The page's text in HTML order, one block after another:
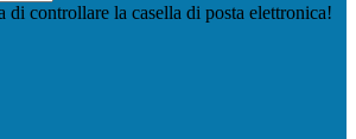
di controllare la casella di posta elettronica!